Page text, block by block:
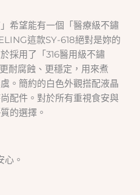
希望能有一個「醫療級不鏽
這款SY-618絕對是妳的
採用了「316醫用級不鏽
耐腐蝕、更穩定，用來煮
。簡約的白色外觀搭配液晶
配件。對於所有重視食安與
的選擇。
心。